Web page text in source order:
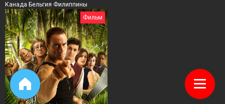
Канада Бельгия Филиппины
Фильм